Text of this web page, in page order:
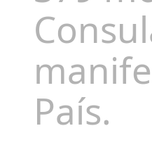
País.